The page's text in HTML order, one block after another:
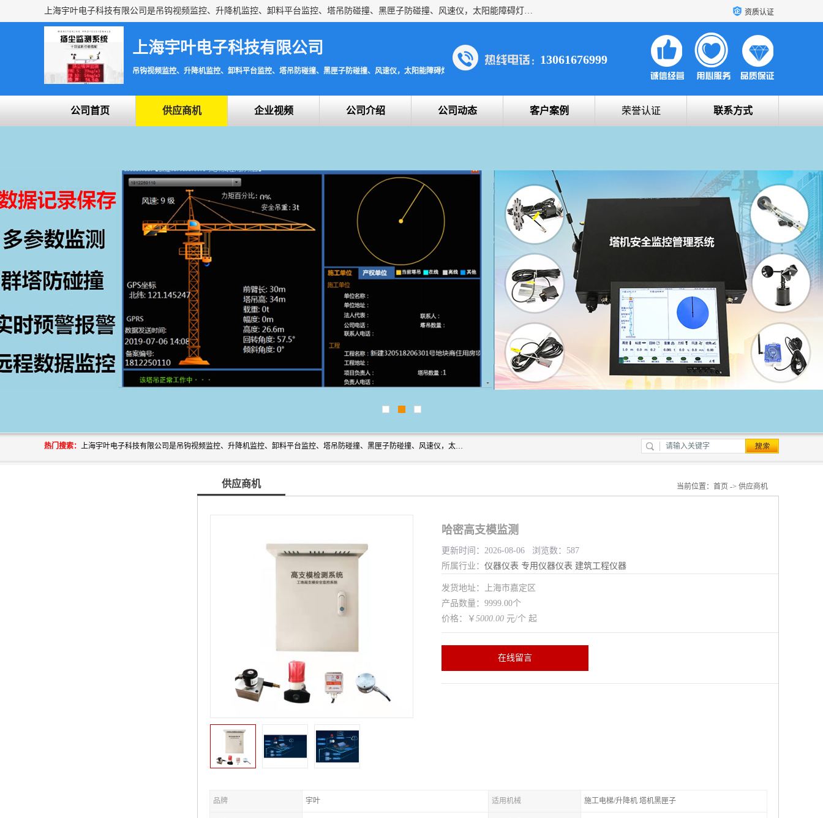
上海宇叶电子科技有限公司是吊钩视频监控、升降机监控、卸料平台监控、塔吊防碰撞、黑匣子防碰撞、风速仪，太阳能障碍灯安全提示灯等一系列升降机的常用配件产品专业研发生产加工的公司，拥有完整、科学的质量管理体系。 资质认证
上海宇叶电子科技有限公司
吊钩视频监控、升降机监控、卸料平台监控、塔吊防碰撞、黑匣子防碰撞、风速仪，太阳能障碍灯安全提示灯
13061676999
公司首页 供应商机 企业视频 公司介绍 公司动态 客户案例 荣誉认证 联系方式
热门搜索： 上海宇叶电子科技有限公司是吊钩视频监控、升降机监控、卸料平台监控、塔吊防碰撞、黑匣子防碰撞、风速仪，太阳能障碍灯安全提示灯等一系列升降机的常用配件产品专业研发生产加工的公司，拥有完整、科学的质量管理体系。
供应商机 当前位置： 首页 -> 供应商机
哈密高支模监测
更新时间：2026-08-06 浏览数：587
所属行业： 仪器仪表 专用仪器仪表 建筑工程仪器
发货地址：上海市嘉定区
产品数量：9999.00个
价格：￥ 5000.00 元/个 起
在线留言
品牌 宇叶 适用机械 施工电梯/升降机 塔机黑匣子